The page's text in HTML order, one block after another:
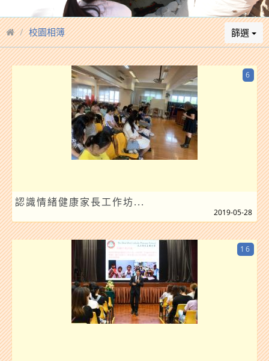
校園相簿 篩選
認識情緒健康家長工作坊...
6
2019-05-28
16